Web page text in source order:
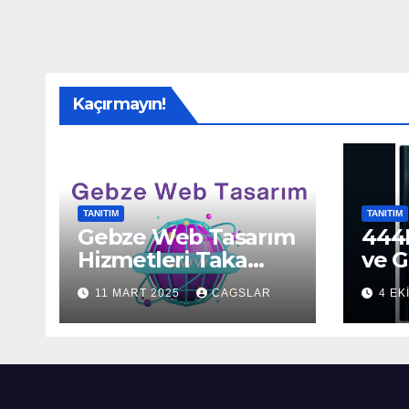
Kaçırmayın!
TANITIM
Gebze Web Tasarım
Hizmetleri Taka
Bilişim’de!
11 MART 2025 CAGSLAR
TANITIM
ve
4